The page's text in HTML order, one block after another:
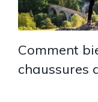
Comment
chaussures